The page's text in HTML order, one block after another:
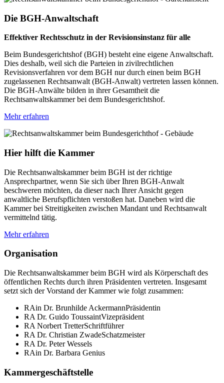
Die BGH-Anwaltschaft
Effektiver Rechtsschutz in der Revisionsinstanz für alle
Beim Bundesgerichtshof (BGH) besteht eine eigene Anwaltschaft.
Dies deshalb, weil sich die Parteien in zivilrechtlichen
Revisionsverfahren vor dem BGH nur durch einen beim BGH
zugelassenen Rechtsanwalt (BGH-Anwalt) vertreten lassen können.
Die BGH-Anwälte bilden in ihrer Gesamtheit die
Rechtsanwaltskammer bei dem Bundesgerichtshof.
Mehr erfahren
Hier hilft die Kammer
Die Rechtsanwaltskammer beim BGH ist der richtige
Ansprechpartner, wenn Sie sich über Ihren BGH-Anwalt
beschweren möchten, da dieser nach Ihrer Ansicht gegen
anwaltliche Berufspflichten verstoßen hat. Daneben wird die
Kammer bei Streitigkeiten zwischen Mandant und Rechtsanwalt
vermittelnd tätig.
Mehr erfahren
Organisation
Die Rechtsanwaltskammer beim BGH wird als Körperschaft des
öffentlichen Rechts durch ihren Präsidenten vertreten. Insgesamt
setzt sich der Vorstand der Kammer wie folgt zusammen:
RAin Dr. Brunhilde AckermannPräsidentin
RA Dr. Guido ToussaintVizepräsident
RA Norbert TretterSchriftführer
RA Dr. Christian ZwadeSchatzmeister
RA Dr. Peter Wessels
RAin Dr. Barbara Genius
Kammergeschäftstelle